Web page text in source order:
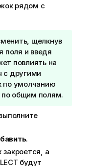
рядом с
щелкнув
и введя
повлиять на
с другими
по умолчанию
общим полям.
.
а
будут